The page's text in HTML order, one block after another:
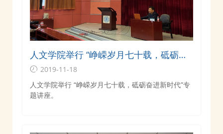
人文学院举行 “峥嵘岁月七十载，砥砺奋
进新时代”专题讲座
2019-11-18
人文学院举行 “峥嵘岁月七十载，砥砺奋进新时代”专
题讲座。